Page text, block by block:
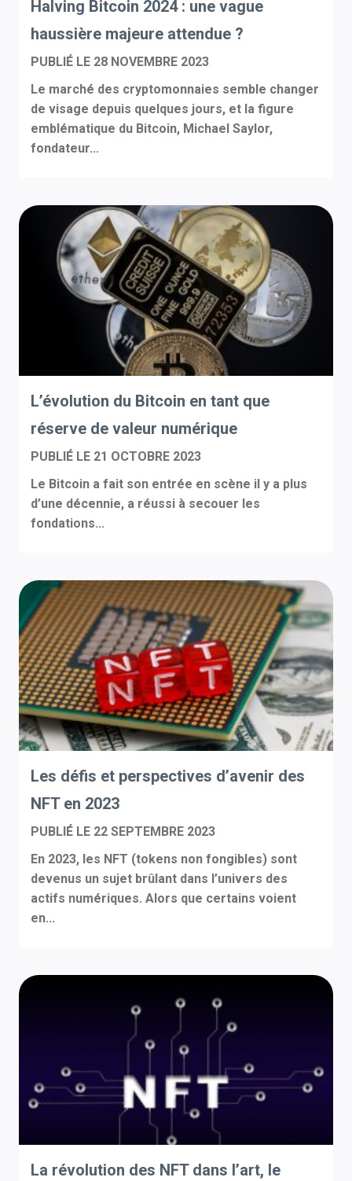
Halving Bitcoin 2024 : une vague
haussière majeure attendue ?
PUBLIÉ LE 28 NOVEMBRE 2023
Le marché des cryptomonnaies semble changer
de visage depuis quelques jours, et la figure
emblématique du Bitcoin, Michael Saylor,
fondateur...
L’évolution du Bitcoin en tant que
réserve de valeur numérique
PUBLIÉ LE 21 OCTOBRE 2023
Le Bitcoin a fait son entrée en scène il y a plus
d’une décennie, a réussi à secouer les
fondations...
Les défis et perspectives d’avenir des
NFT en 2023
PUBLIÉ LE 22 SEPTEMBRE 2023
En 2023, les NFT (tokens non fongibles) sont
devenus un sujet brûlant dans l’univers des
actifs numériques. Alors que certains voient
en...
La révolution des NFT dans l’art, le